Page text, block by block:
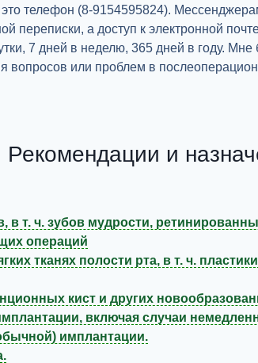
телефон (8-9154595824).
переписки, а доступ к электронной
7 дней в неделю, 365 дней в году. Мне
вопросов или проблем в
Рекомендации и
в т. ч. зубов мудрости,
операций
тканях полости рта, в т. ч.
кист и других
включая случаи
имплантации.